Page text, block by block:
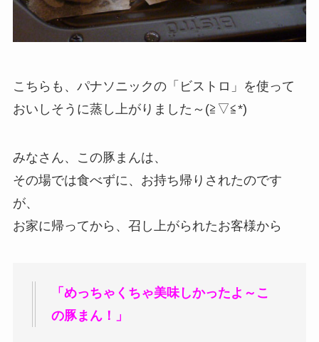
こちらも、パナソニックの「ビストロ」を使って
おいしそうに蒸し上がりました～(≧▽≦*)
みなさん、この豚まんは、
その場では食べずに、お持ち帰りされたのです
が、
お家に帰ってから、召し上がられたお客様から
「めっちゃくちゃ美味しかったよ～こ
の豚まん！」